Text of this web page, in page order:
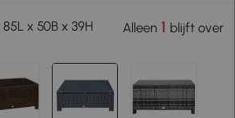
x 50B x 39H
Alleen1 blijft over